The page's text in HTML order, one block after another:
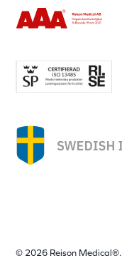
© 2026 Reison Medical®.